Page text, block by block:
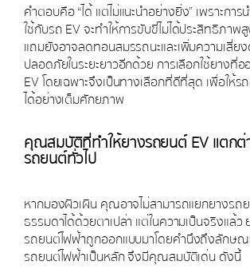
คำตอบคือ “ได้ แต่ไม่แนะนำอย่างยิ่ง” เพราะการ
ใช้กับรถ EV จะทำให้การขับขี่ไม่ได้ประสิทธิภาพ
แถมยังอาจลดทอนสมรรถนะและเพิ่มความเสี่ย
ปลอดภัยในระยะยาวอีกด้วย การเลือกใช้ยางที่
EV โดยเฉพาะจึงเป็นทางเลือกที่ดีที่สุด เพื่อให้
ได้อย่างเต็มศักยภาพ
คุณสมบัติที่ทำให้ยางรถยนต์ EV แตกต่
รถยนต์ทั่วไป
หากมองผิวเผิน คุณอาจไม่สามารถแยกยางรถ
ธรรมดาได้ด้วยตาเปล่า แต่ในความเป็นจริงแล้ว
รถยนต์ไฟฟ้าถูกออกแบบมาโดยคำนึงถึงลักษณ
รถยนต์ไฟฟ้าเป็นหลัก จึงมีคุณสมบัติเด่น ดังนี้